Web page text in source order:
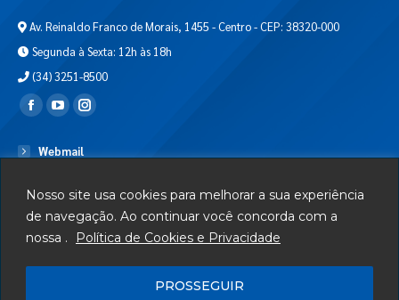
Nosso site usa cookies para melhorar a sua experiência
de navegação. Ao continuar você concorda com a
nossa .
Política de Cookies e Privacidade
PROSSEGUIR
Av. Reinaldo Franco de Morais, 1455 - Centro - CEP: 38320-000
Segunda à Sexta: 12h às 18h
(34) 3251-8500
Encontre-nos em:
Webmail
Serviços
Telefones Úteis